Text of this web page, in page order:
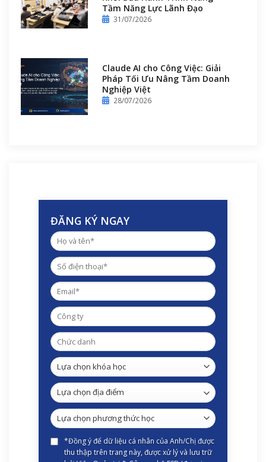
Tầm Năng Lực Lãnh Đạo
31/07/2026
Claude AI cho Công Việc: Giải
Pháp Tối Ưu Nâng Tầm Doanh
Nghiệp Việt
28/07/2026
ĐĂNG KÝ NGAY
*Đồng ý để dữ liệu cá nhân của Anh/Chị được
thu thập trên trang này, được xử lý và lưu trữ